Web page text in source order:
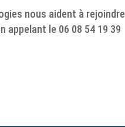
nous aident à rejoindre
appelant le 06 08 54 19 39